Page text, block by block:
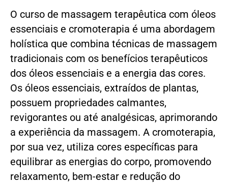
O curso de massagem terapêutica com óleos
essenciais e cromoterapia é uma abordagem
holística que combina técnicas de massagem
tradicionais com os benefícios terapêuticos
dos óleos essenciais e a energia das cores.
Os óleos essenciais, extraídos de plantas,
possuem propriedades calmantes,
revigorantes ou até analgésicas, aprimorando
a experiência da massagem. A cromoterapia,
por sua vez, utiliza cores específicas para
equilibrar as energias do corpo, promovendo
relaxamento, bem-estar e redução do